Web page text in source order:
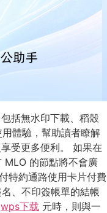
括無水印下載、稻殼
體驗，幫助讀者瞭解
受更多便利。 如果在
MLO 的節點將不會廣
特約通路使用卡片付費
、不印簽帳單的結帳
wps下载 元時，則與一